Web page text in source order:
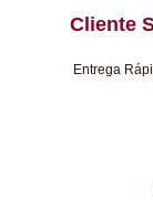
Cliente
Entrega